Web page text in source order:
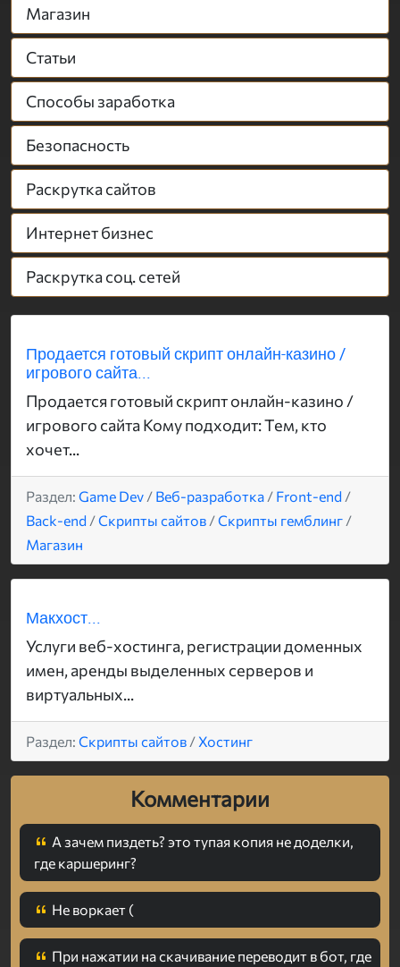
Магазин
Статьи
Способы заработка
Безопасность
Раскрутка сайтов
Интернет бизнес
Раскрутка соц. сетей
Продается готовый скрипт онлайн-казино /
игрового сайта...
Продается готовый скрипт онлайн-казино /
игрового сайта Кому подходит: Тем, кто
хочет...
Раздел: Game Dev / Веб-разработка / Front-end /
Back-end /Скрипты сайтов /Скрипты гемблинг /
Магазин
Макхост...
Услуги веб-хостинга, регистрации доменных
имен, аренды выделенных серверов и
виртуальных...
Раздел: Скрипты сайтов /Хостинг
Комментарии
А зачем пиздеть? это тупая копия не доделки,
где каршеринг?
Не воркает (
При нажатии на скачивание переводит в бот, где